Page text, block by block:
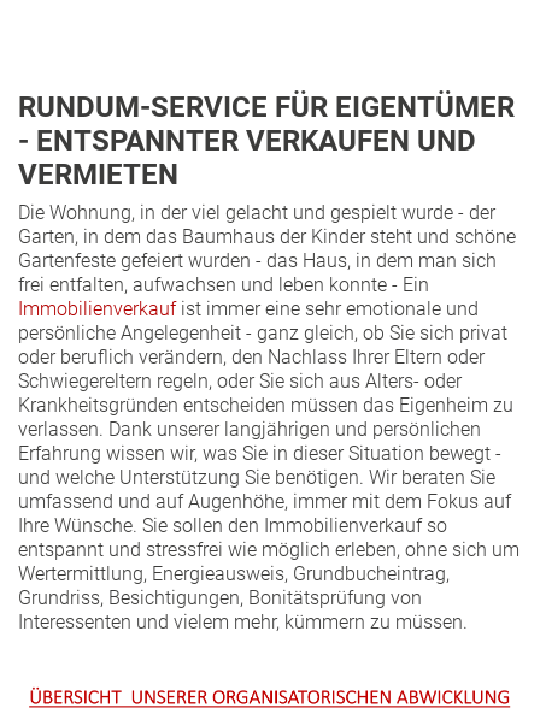
RUNDUM-SERVICE FÜR EIGENTÜMER
- ENTSPANNTER VERKAUFEN UND
VERMIETEN
Die Wohnung, in der viel gelacht und gespielt wurde - der
Garten, in dem das Baumhaus der Kinder steht und schöne
Gartenfeste gefeiert wurden - das Haus, in dem man sich
frei entfalten, aufwachsen und leben konnte - Ein
Immobilienverkaufist immer eine sehr emotionale und
persönliche Angelegenheit - ganz gleich, ob Sie sich privat
oder beruflich verändern, den Nachlass Ihrer Eltern oder
Schwiegereltern regeln, oder Sie sich aus Alters- oder
Krankheitsgründen entscheiden müssen das Eigenheim zu
verlassen. Dank unserer langjährigen und persönlichen
Erfahrung wissen wir, was Sie in dieser Situation bewegt -
und welche Unterstützung Sie benötigen. Wir beraten Sie
umfassend und auf Augenhöhe, immer mit dem Fokus auf
Ihre Wünsche. Sie sollen den Immobilienverkauf so
entspannt und stressfrei wie möglich erleben, ohne sich um
Wertermittlung, Energieausweis, Grundbucheintrag,
Grundriss, Besichtigungen, Bonitätsprüfung von
Interessenten und vielem mehr, kümmern zu müssen.